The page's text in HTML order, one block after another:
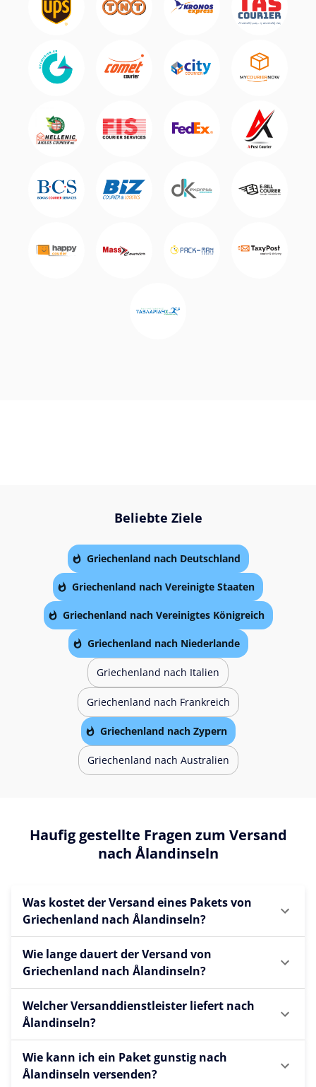
Beliebte Ziele
Griechenland nach Deutschland
Griechenland nach Vereinigte Staaten
Griechenland nach Vereinigtes Königreich
Griechenland nach Niederlande
Griechenland nach Italien
Griechenland nach Frankreich
Griechenland nach Zypern
Griechenland nach Australien
Haufig gestellte Fragen zum Versand
nach Ålandinseln
Was kostet der Versand eines Pakets von
Griechenland nach Ålandinseln?
Wie lange dauert der Versand von
Griechenland nach Ålandinseln?
Welcher Versanddienstleister liefert nach
Ålandinseln?
Wie kann ich ein Paket gunstig nach
Ålandinseln versenden?